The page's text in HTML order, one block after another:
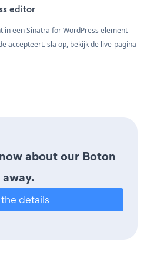
editor
in een Sinatra for WordPress element
accepteert. sla op, bekijk de live-pagina
about our Boton
details